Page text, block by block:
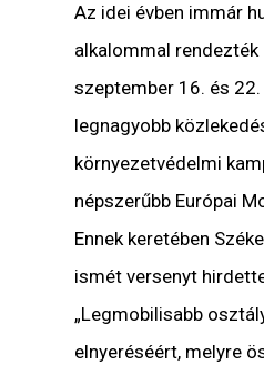
Az idei évben immár
alkalommal rendezték
szeptember 16. és
legnagyobb
környezetvédelmi
népszerűbb Európai
Ennek keretében
ismét versenyt
„Legmobilisabb
elnyeréséért, melyre